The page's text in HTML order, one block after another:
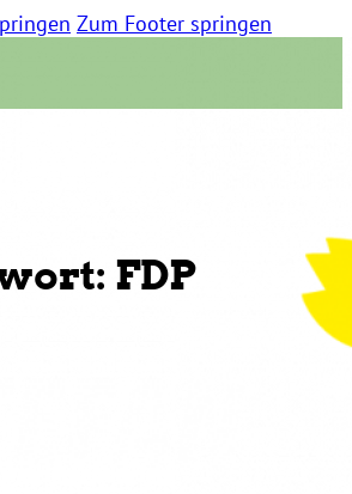
Zum Footer springen
FDP